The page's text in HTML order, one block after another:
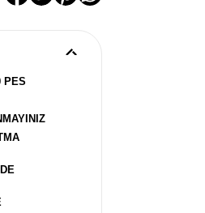
PES